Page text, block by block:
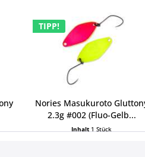
TIPP!
Nories Masukuroto
2.3g #002 (Fluo-Gelb...
Inhalt 1 Stück